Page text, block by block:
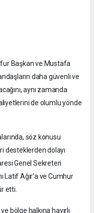
Başkan ve Mustafa
daha güvenli ve
aynı zamanda
de olumlu yönde
söz konusu
desteklerden dolayı
Genel Sekreteri
Latif Ağır'a ve Cumhur
etti.
bölge halkına hayırlı